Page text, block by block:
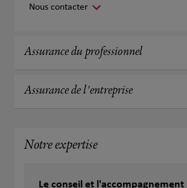
Nous contacter
Assurance du professionnel
Assurance de l'entreprise
Notre expertise
Le conseil et l'accompagnement